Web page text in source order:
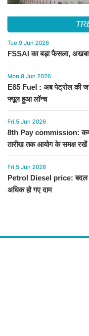
Tue,9 Jun 2026
FSSAI का बड़ा फैसला,
Mon,8 Jun 2026
E85 Fuel : अब पेट्रोल की
फ्यूल हुआ लॉन्च
Fri,5 Jun 2026
8th Pay commission:
तारीख तक आयोग के समक्ष रखें
Fri,5 Jun 2026
Petrol Diesel price: बदल
अधिक हो गए दाम